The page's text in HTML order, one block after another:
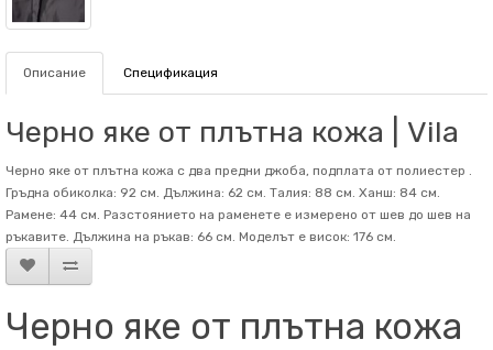
Описание Спецификация
Черно яке от плътна кожа | Vila
Черно яке от плътна кожа с два предни джоба, подплата от полиестер .
Гръдна обиколка: 92 см. Дължина: 62 см. Талия: 88 см. Ханш: 84 см.
Рамене: 44 см. Разстоянието на раменете е измерено от шев до шев на
ръкавите. Дължина на ръкав: 66 см. Mоделът е висок: 176 см.
Черно яке от плътна кожа